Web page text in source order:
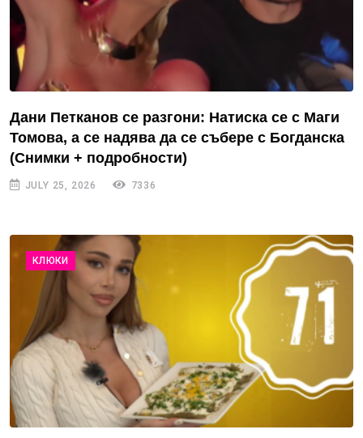
Дани Петканов се разгони: Натиска се с Маги
Томова, а се надява да се събере с Богданска
(Снимки + подробности)
JULY 25, 2026 7336
КЛЮКИ